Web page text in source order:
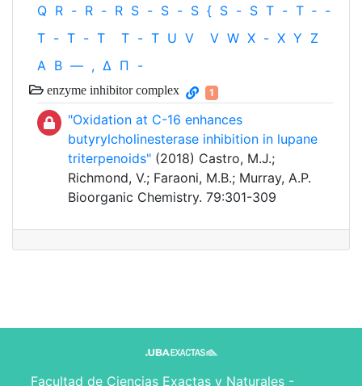
Q R - R - R S - S - S { S - S T - T ‐ -
T - T - T T - T U V V W X - X Y Z
Α Β — , Δ Π -
enzyme inhibitor complex 1
"Oxidation at C-16 enhances
butyrylcholinesterase inhibition in lupane
triterpenoids" (2018) Castro, M.J.;
Richmond, V.; Faraoni, M.B.; Murray, A.P.
Bioorganic Chemistry. 79:301-309
Facultad de Ciencias Exactas y Naturales -